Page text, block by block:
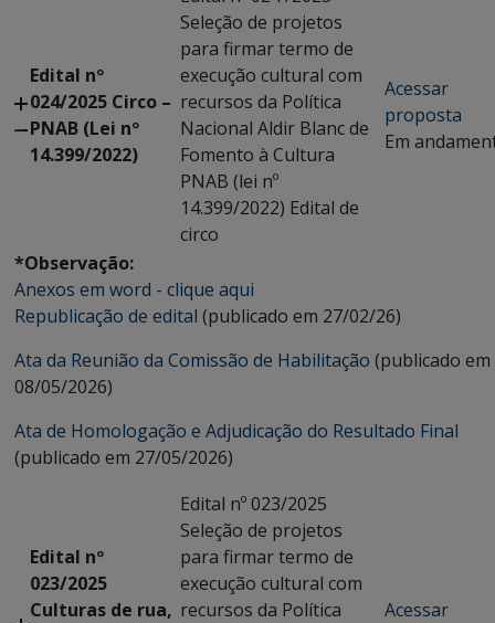
Edital nº
024/2025 Circo –
PNAB (Lei nº
14.399/2022)
Seleção de projetos
para firmar termo de
execução cultural com
recursos da Política
Nacional Aldir Blanc de
Fomento à Cultura
PNAB (lei nº
14.399/2022) Edital de
circo
Acessar
proposta
Em
*Observação:
Anexos em word - clique aqui
Republicação de edital (publicado em 27/02/26)
Ata da Reunião da Comissão de Habilitação (publicado em
08/05/2026)
Ata de Homologação e Adjudicação do Resultado Final
(publicado em 27/05/2026)
Edital nº
023/2025
Culturas de rua,
Edital nº 023/2025
Seleção de projetos
para firmar termo de
execução cultural com
recursos da Política
Acessar